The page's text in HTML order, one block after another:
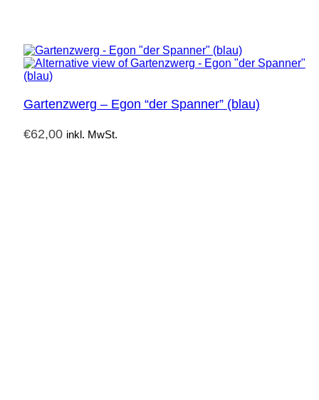
Gartenzwerg – Egon “der Spanner” (blau)
€62,00 inkl. MwSt.